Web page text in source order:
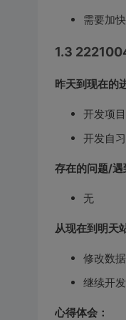
需要加
1.3
昨天到现在的
开发项
开发自
存在的问题/遇
无
从现在到明天
修改数
继续开
心得体会：